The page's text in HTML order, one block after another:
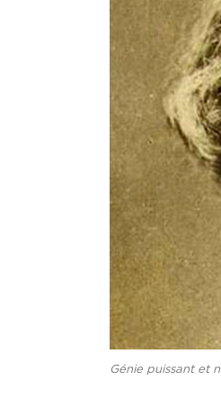
Génie puissant et